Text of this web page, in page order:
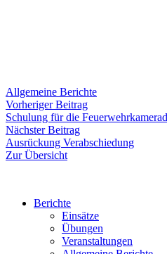
Allgemeine Berichte
Beitragsnavigation
Vorheriger BeitragVorheriger
Beitrag:
Schulung für die
Nächster BeitragNächster
Beitrag:
Ausrückung Verabschiedung
Zur Übersicht
Berichte
Einsätze
Übungen
Veranstaltungen